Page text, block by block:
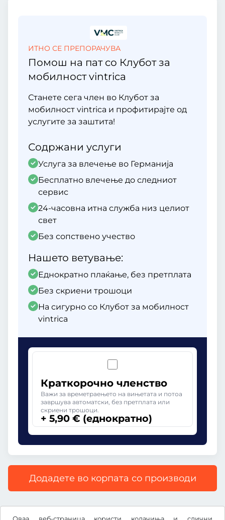
ИТНО СЕ ПРЕПОРАЧУВА
Помош на пат со Клубот за
мобилност vintrica
Станете сега член во Клубот за
мобилност vintrica и профитирајте од
услугите за заштита!
Содржани услуги
Услуга за влечење во Германија
Бесплатно влечење до следниот
сервис
24-часовна итна служба низ целиот
свет
Без сопствено учество
Нашето ветување:
Еднократно плаќање, без претплата
Без скриени трошоци
На сигурно со Клубот за мобилност
vintrica
Краткорочно членство
Важи за времетраењето на вињетата и потоа
завршува автоматски, без претплата или
скриени трошоци.
+ 5,90 € (еднократно)
Додадете во корпата со производи
Сите цени со вклучен законски ДДВ.